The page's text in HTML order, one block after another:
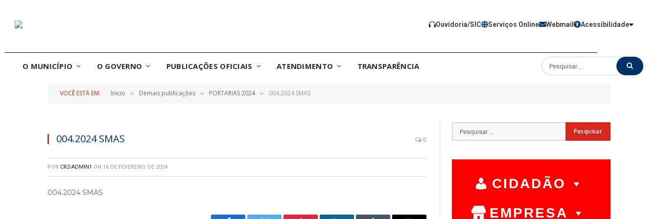
Ouvidoria/SIC Serviços Online Webmail Acessibilidade
O MUNICÍPIO O GOVERNO PUBLICAÇÕES OFICIAIS ATENDIMENTO TRANSPARÊNCIA
VOCÊ ESTÁ EM: Inicio » Demais publicações » PORTARIAS 2024 » 004.2024 SMAS
004.2024 SMAS 0
POR CR2-ADMIN1 ON 16 DE FEVEREIRO DE 2024
004.2024 SMAS
CIDADÃO
EMPRESA